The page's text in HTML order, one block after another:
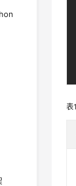
表1